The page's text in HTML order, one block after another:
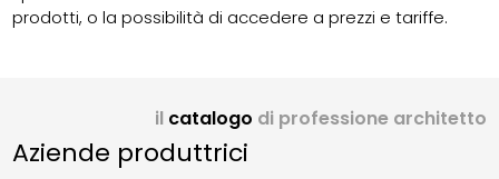
prodotti, o la possibilità di accedere a prezzi e tariffe.
il catalogo di professione architetto
Aziende produttrici